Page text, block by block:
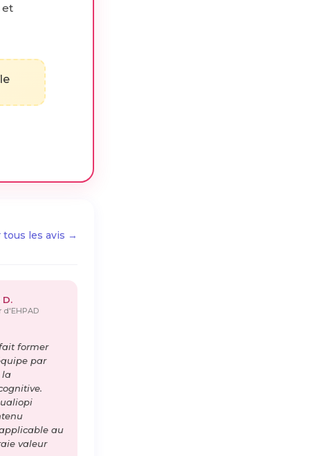
et
tous les avis →
d'EHPAD
former
par
la
au
valeur